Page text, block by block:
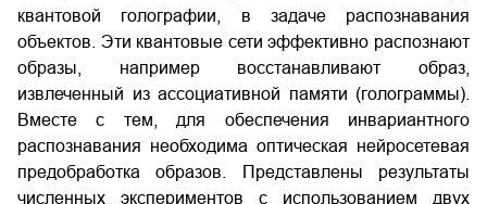
квантовой голографии, в задаче распознавания
объектов. Эти квантовые сети эффективно распознают
образы, например восстанавливают образ,
извлеченный из ассоциативной памяти (голограммы).
Вместе с тем, для обеспечения инвариантного
распознавания необходима оптическая нейросетевая
предобработка образов. Представлены результаты
численных экспериментов с использованием двух